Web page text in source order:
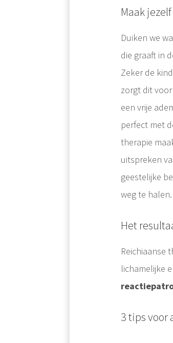
Maak
Duiken we
die graaft in
Zeker de
zorgt dit
een vrije
perfect met
therapie
uitspreken
geestelijke
weg te halen.
Het
Reichiaanse
lichamelijke
3 tips voor